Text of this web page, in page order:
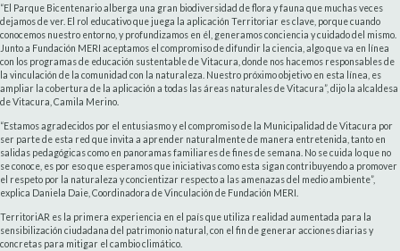
“El Parque Bicentenario alberga una gran biodiversidad de flora y fauna que muchas veces
dejamos de ver. El rol educativo que juega la aplicación Territoriar es clave, porque cuando
conocemos nuestro entorno, y profundizamos en él, generamos conciencia y cuidado del mismo.
Junto a Fundación MERI aceptamos el compromiso de difundir la ciencia, algo que va en línea
con los programas de educación sustentable de Vitacura, donde nos hacemos responsables de
la vinculación de la comunidad con la naturaleza. Nuestro próximo objetivo en esta línea, es
ampliar la cobertura de la aplicación a todas las áreas naturales de Vitacura”, dijo la alcaldesa
de Vitacura, Camila Merino.
“Estamos agradecidos por el entusiasmo y el compromiso de la Municipalidad de Vitacura por
ser parte de esta red que invita a aprender naturalmente de manera entretenida, tanto en
salidas pedagógicas como en panoramas familiares de fines de semana. No se cuida lo que no
se conoce, es por eso que esperamos que iniciativas como esta sigan contribuyendo a promover
el respeto por la naturaleza y concientizar respecto a las amenazas del medio ambiente”,
explica Daniela Daie, Coordinadora de Vinculación de Fundación MERI.
TerritoriAR es la primera experiencia en el país que utiliza realidad aumentada para la
sensibilización ciudadana del patrimonio natural, con el fin de generar acciones diarias y
concretas para mitigar el cambio climático.